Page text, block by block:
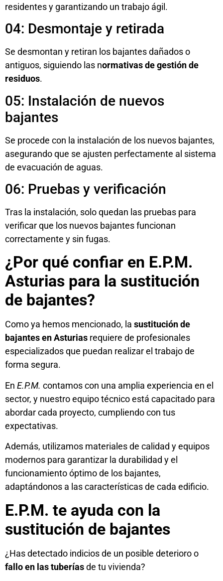
residentes y garantizando un trabajo ágil.
04: Desmontaje y retirada
Se desmontan y retiran los bajantes dañados o
antiguos, siguiendo las normativas de gestión de
residuos.
05: Instalación de nuevos
bajantes
Se procede con la instalación de los nuevos bajantes,
asegurando que se ajusten perfectamente al sistema
de evacuación de aguas.
06: Pruebas y verificación
Tras la instalación, solo quedan las pruebas para
verificar que los nuevos bajantes funcionan
correctamente y sin fugas.
¿Por qué confiar en E.P.M.
Asturias para la sustitución
de bajantes?
Como ya hemos mencionado, la sustitución de
bajantes en Asturias requiere de profesionales
especializados que puedan realizar el trabajo de
forma segura.
En E.P.M. contamos con una amplia experiencia en el
sector, y nuestro equipo técnico está capacitado para
abordar cada proyecto, cumpliendo con tus
expectativas.
Además, utilizamos materiales de calidad y equipos
modernos para garantizar la durabilidad y el
funcionamiento óptimo de los bajantes,
adaptándonos a las características de cada edificio.
E.P.M. te ayuda con la
sustitución de bajantes
¿Has detectado indicios de un posible deterioro o
fallo en las tuberíasde tu vivienda?